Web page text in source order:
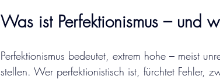
Was ist Perfektionismus – und
Perfektionismus bedeutet, extrem hohe – meist
stellen. Wer perfektionistisch ist, fürchtet Fehler,